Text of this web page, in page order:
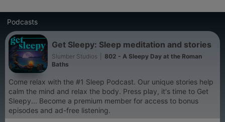
Podcasts
Get Sleepy: Sleep meditation and stories
Slumber Studios
802 - A Sleepy Day at the Roman
Baths
Come relax with the #1 Sleep Podcast. Our unique stories help
calm the mind and relax the body. Press play, it's time to Get
Sleepy... Become a premium member for access to bonus
episodes and ad-free listening.